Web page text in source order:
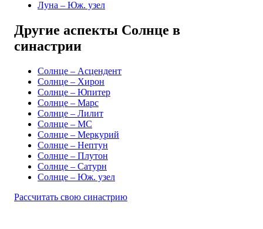
Луна – Юж. узел
Другие аспекты Солнце в
синастрии
Солнце – Асцендент
Солнце – Хирон
Солнце – Юпитер
Солнце – Марс
Солнце – Лилит
Солнце – MC
Солнце – Меркурий
Солнце – Нептун
Солнце – Плутон
Солнце – Сатурн
Солнце – Юж. узел
Рассчитать свою синастрию